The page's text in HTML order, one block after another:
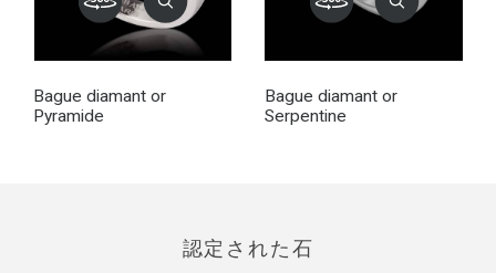
Bague diamant or
Pyramide
Bague diamant or
Serpentine
認定された石